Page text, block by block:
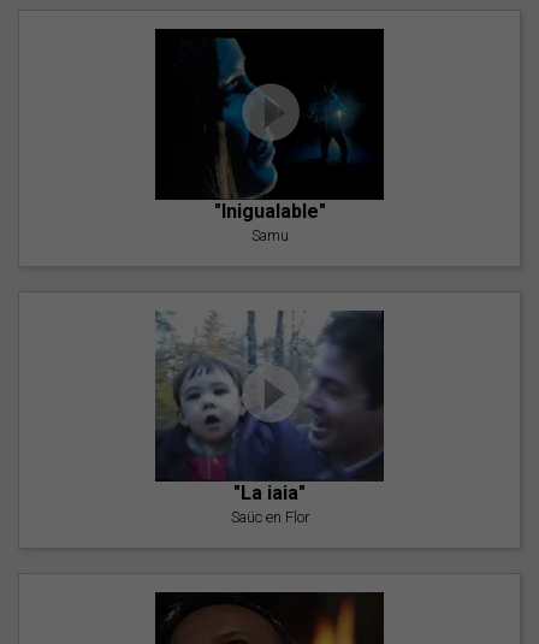
"Inigualable"
Samu
"La iaia"
Saüc en Flor